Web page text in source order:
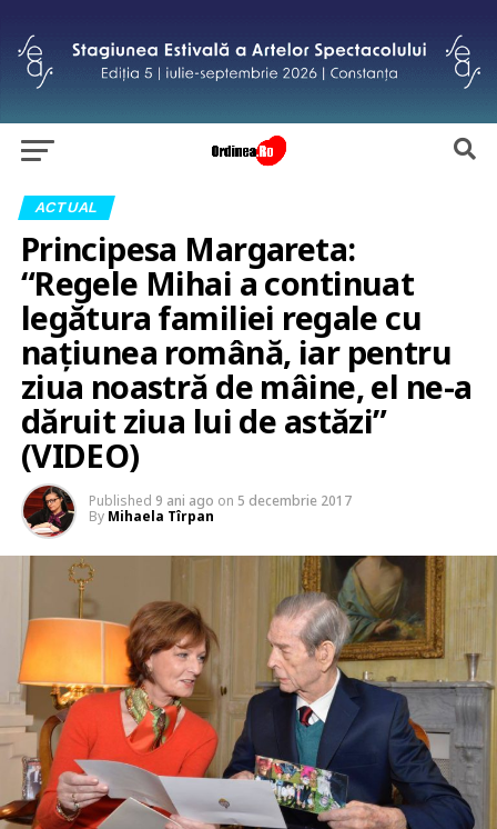
ACTUAL
Principesa Margareta:
“Regele Mihai a continuat
legătura familiei regale cu
naţiunea română, iar pentru
ziua noastră de mâine, el ne-a
dăruit ziua lui de astăzi”
(VIDEO)
Published 9 ani ago on 5 decembrie 2017
By Mihaela Tîrpan